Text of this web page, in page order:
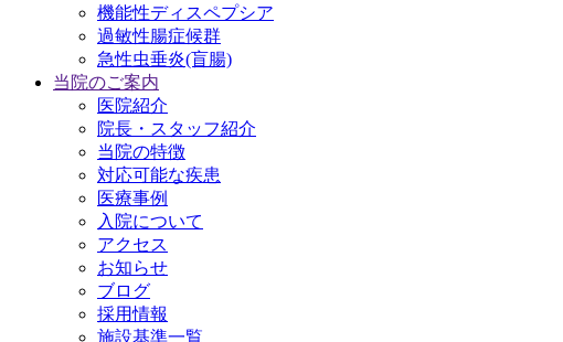
機能性ディスペプシア
過敏性腸症候群
急性虫垂炎(盲腸)
当院のご案内
医院紹介
院長・スタッフ紹介
当院の特徴
対応可能な疾患
医療事例
入院について
アクセス
お知らせ
ブログ
採用情報
施設基準一覧